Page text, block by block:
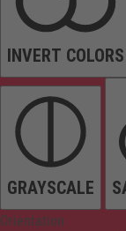
INVERT COLORS
GRAYSCALE
Orientation